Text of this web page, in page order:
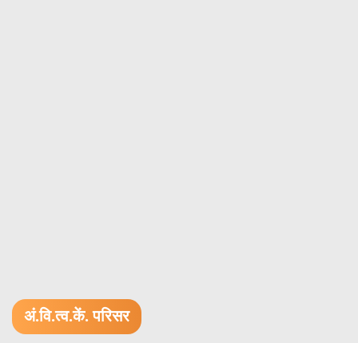
अं.वि.त्व.कें. परिसर